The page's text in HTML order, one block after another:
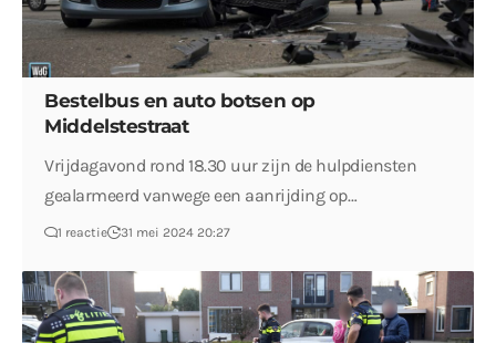
Bestelbus en auto botsen op
Middelstestraat
Vrijdagavond rond 18.30 uur zijn de hulpdiensten
gealarmeerd vanwege een aanrijding op…
1 reactie 31 mei 2024 20:27